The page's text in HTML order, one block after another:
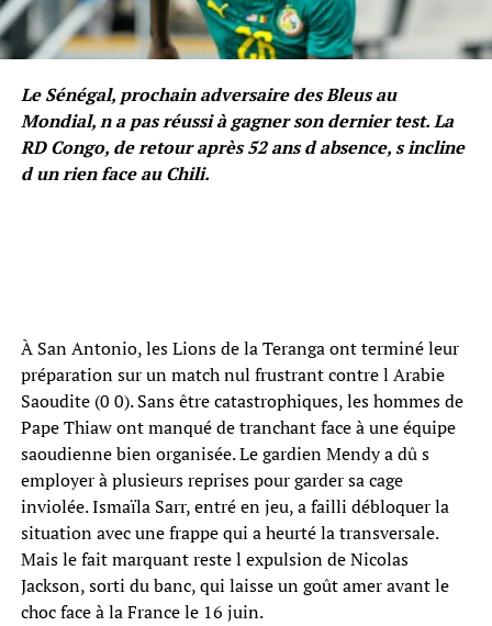
Le Sénégal, prochain adversaire des Bleus au
Mondial, n a pas réussi à gagner son dernier test. La
RD Congo, de retour après 52 ans d absence, s incline
d un rien face au Chili.
À San Antonio, les Lions de la Teranga ont terminé leur
préparation sur un match nul frustrant contre l Arabie
Saoudite (0 0). Sans être catastrophiques, les hommes de
Pape Thiaw ont manqué de tranchant face à une équipe
saoudienne bien organisée. Le gardien Mendy a dû s
employer à plusieurs reprises pour garder sa cage
inviolée. Ismaïla Sarr, entré en jeu, a failli débloquer la
situation avec une frappe qui a heurté la transversale.
Mais le fait marquant reste l expulsion de Nicolas
Jackson, sorti du banc, qui laisse un goût amer avant le
choc face à la France le 16 juin.